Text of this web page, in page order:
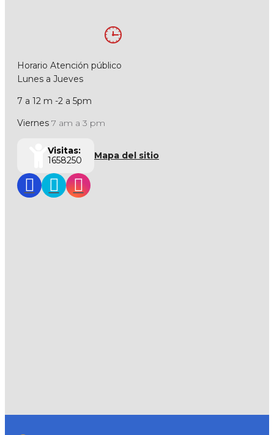
Horario Atención público
Lunes a Jueves
7 a 12 m -2 a 5pm
Viernes 7 am a 3 pm
Visitas:
1658250
Mapa del sitio